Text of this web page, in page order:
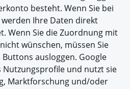
besteht. Wenn Sie bei
Ihre Daten direkt
Wenn Sie die Zuordnung mit
wünschen, müssen Sie
ausloggen. Google
und nutzt sie
Marktforschung und/oder